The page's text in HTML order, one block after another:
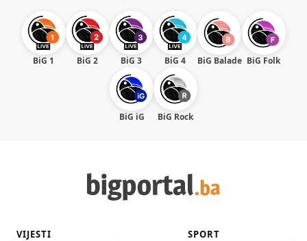
BiG 1 BiG 2 BiG 3 BiG 4 BiG Balade BiG Folk
BiG iG BiG Rock
VIJESTI SPORT